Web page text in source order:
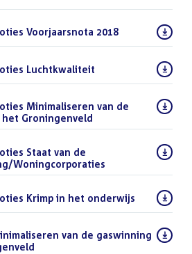
Voorjaarsnota 2018()
Luchtkwaliteit
Minimaliseren van de
Groningenveld
Staat van de
Woningcorporaties
Krimp in het onderwijs
van de gaswinning